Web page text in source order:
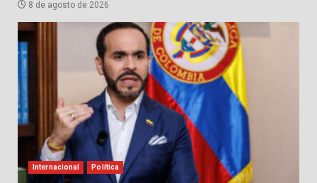
8 de agosto de 2026
Internacional Política